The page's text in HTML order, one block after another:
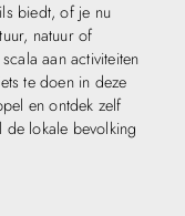
biedt, of je nu
natuur of
aan activiteiten
te doen in deze
en ontdek zelf
lokale bevolking